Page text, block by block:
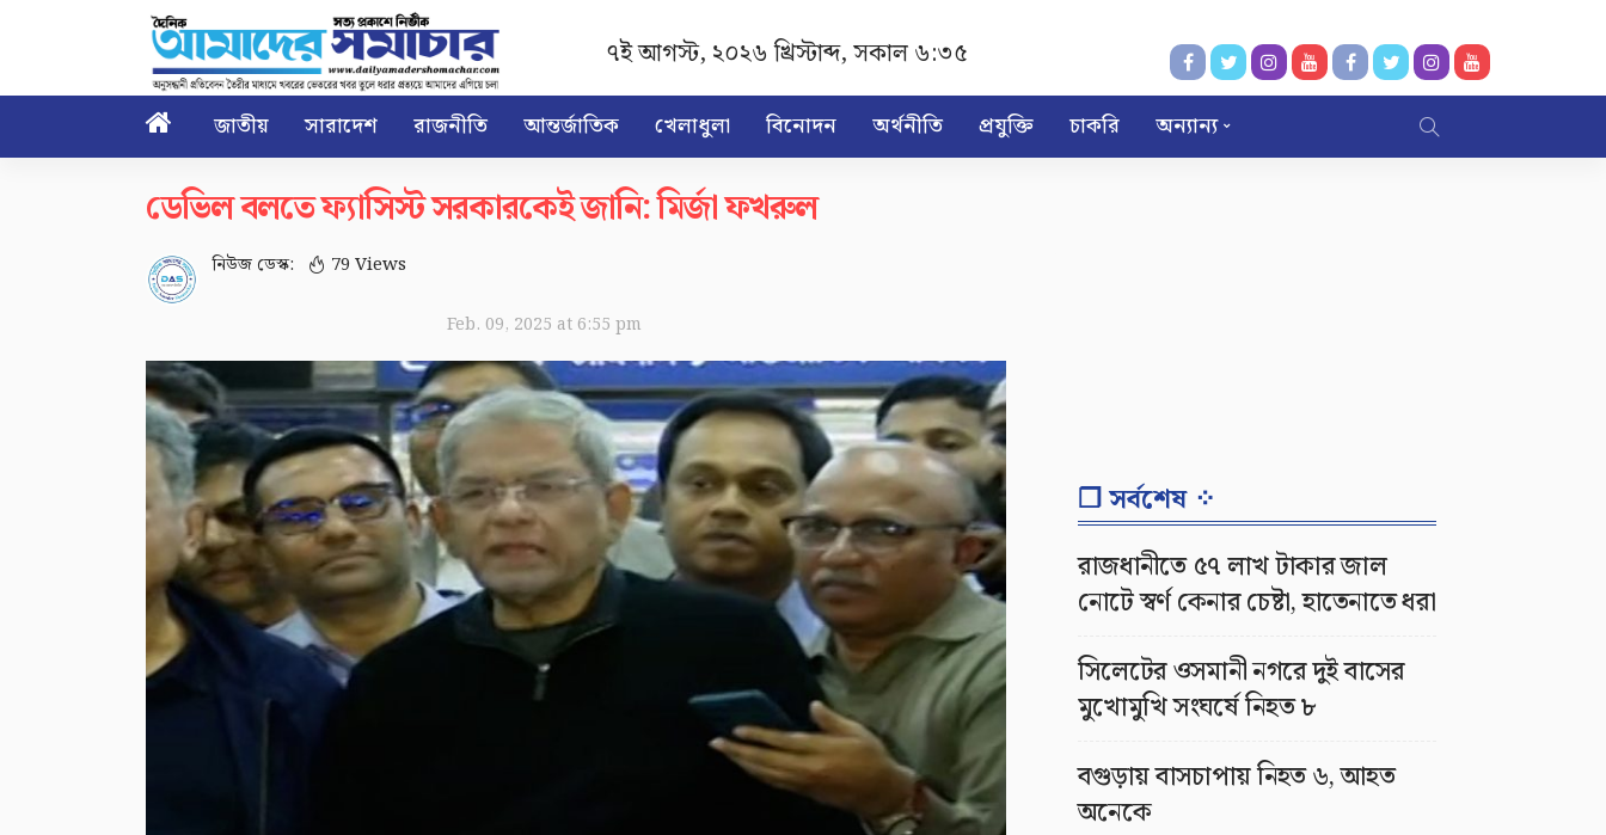
৭ই আগস্ট, ২০২৬ খ্রিস্টাব্দ,সকাল ৬:৩৫
 জাতীয় সারাদেশ রাজনীতি আন্তর্জাতিক খেলাধুলা বিনোদন অর্থনীতি প্রযুক্তি চাকরি অন্যান্য
ডেভিল বলতে ফ্যাসিস্ট সরকারকেই জানি: মির্জা ফখরুল
নিউজ ডেস্ক: 79 Views
Feb. 09, 2025 at 6:55 pm
❐ সর্বশেষ ⁘
রাজধানীতে ৫৭ লাখ টাকার জাল
নোটে স্বর্ণ কেনার চেষ্টা, হাতেনাতে ধরা
সিলেটের ওসমানী নগরে দুই বাসের
মুখোমুখি সংঘর্ষে নিহত ৮
বগুড়ায় বাসচাপায় নিহত ৬, আহত
অনেকে